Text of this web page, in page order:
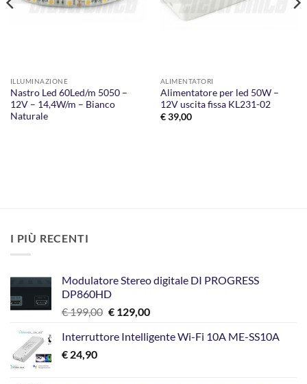
ILLUMINAZIONE
Nastro Led 60Led/m 5050 –
12V – 14,4W/m – Bianco
Naturale
ALIMENTATORI
Alimentatore per led 50W –
12V uscita fissa KL231-02
€39,00
I PIÙ RECENTI
Modulatore Stereo digitale DI PROGRESS
DP860HD
€199,00 Il
originale
€129,00Il
attuale
Interruttore Intelligente Wi-Fi 10A ME-SS10A
€ 24,90